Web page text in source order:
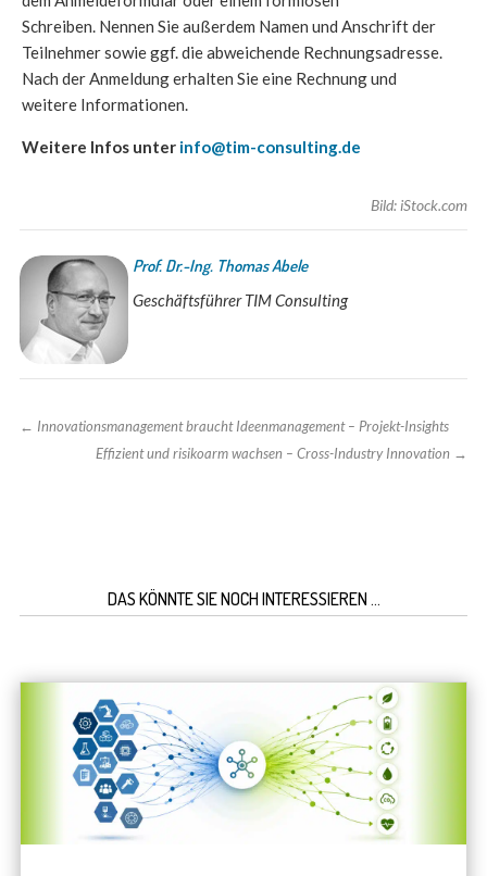
Schreiben. Nennen Sie außerdem Namen und Anschrift der
Teilnehmer sowie ggf. die abweichende Rechnungsadresse.
Nach der Anmeldung erhalten Sie eine Rechnung und
weitere Informationen.
Weitere Infos unter info@tim-consulting.de
Bild: iStock.com
Prof. Dr.-Ing. Thomas Abele
Geschäftsführer TIM Consulting
← Innovationsmanagement braucht Ideenmanagement – Projekt-Insights
Effizient und risikoarm wachsen – Cross-Industry Innovation →
DAS KÖNNTE SIE NOCH INTERESSIEREN …